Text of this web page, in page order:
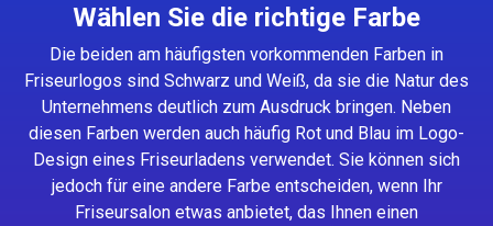
Wählen Sie die richtige Farbe
Die beiden am häufigsten vorkommenden Farben in
Friseurlogos sind Schwarz und Weiß, da sie die Natur des
Unternehmens deutlich zum Ausdruck bringen. Neben
diesen Farben werden auch häufig Rot und Blau im Logo-
Design eines Friseurladens verwendet. Sie können sich
jedoch für eine andere Farbe entscheiden, wenn Ihr
Friseursalon etwas anbietet, das Ihnen einen